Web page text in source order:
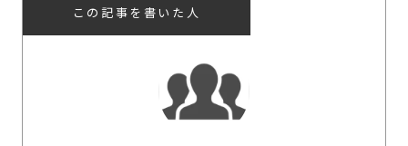
この記事を書いた人